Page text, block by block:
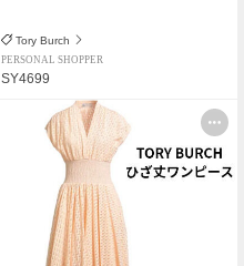
Tory Burch
PERSONAL SHOPPER
SY4699